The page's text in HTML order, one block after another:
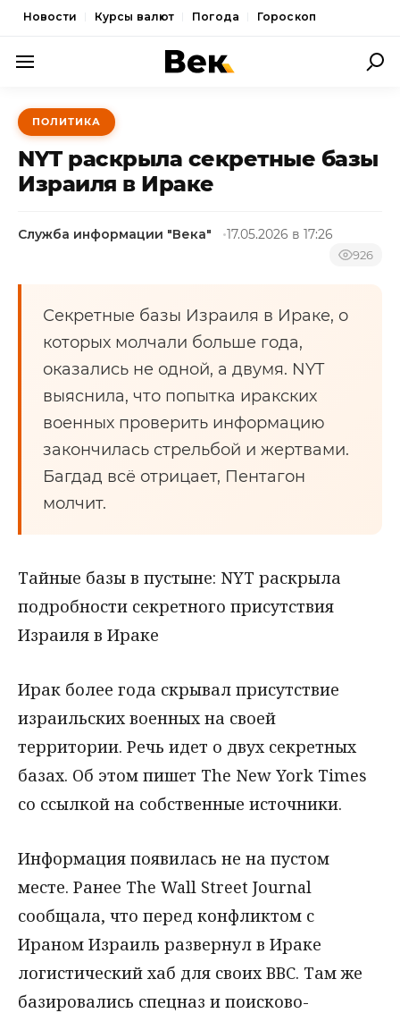
Новости Курсы валют Погода Гороскоп
ПОЛИТИКА
ЭКОНОМИКА
ОБЩЕСТВО
КУЛЬТУРА
НОВОСТИ
ПОЛИТИКА
NYT раскрыла секретные базы
Израиля в Ираке
Служба информации "Века" 17.05.2026 в 17:26
926
Секретные базы Израиля в Ираке, о
которых молчали больше года,
оказались не одной, а двумя. NYT
выяснила, что попытка иракских
военных проверить информацию
закончилась стрельбой и жертвами.
Багдад всё отрицает, Пентагон
молчит.
Тайные базы в пустыне: NYT раскрыла
подробности секретного присутствия
Израиля в Ираке
Ирак более года скрывал присутствие
израильских военных на своей
территории. Речь идет о двух секретных
базах. Об этом пишет The New York Times
со ссылкой на собственные источники.
Информация появилась не на пустом
месте. Ранее The Wall Street Journal
сообщала, что перед конфликтом с
Ираном Израиль развернул в Ираке
логистический хаб для своих ВВС. Там же
базировались спецназ и поисково-